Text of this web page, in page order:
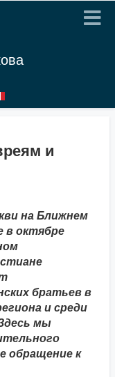
и
на Ближнем
в октябре
братьев в
и среди
мы
обращение к